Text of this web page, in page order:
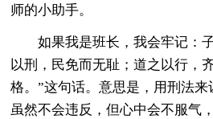
师的小助手。
如果我是班长，我会牢记：
以刑，民免而无耻；道之以行，
格。”这句话。意思是，用刑法
虽然不会违反，但心中会不服气